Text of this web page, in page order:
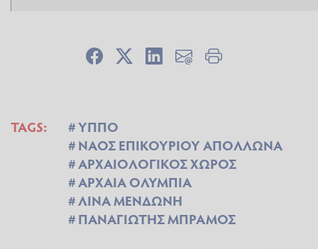
TAGS:
ΥΠΠΟ
ΝΑΟΣ ΕΠΙΚΟΥΡΙΟΥ ΑΠΟΛΛΩΝΑ
ΑΡΧΑΙΟΛΟΓΙΚΟΣ ΧΩΡΟΣ
ΑΡΧΑΙΑ ΟΛΥΜΠΙΑ
ΛΙΝΑ ΜΕΝΔΩΝΗ
ΠΑΝΑΓΙΩΤΗΣ ΜΠΡΑΜΟΣ